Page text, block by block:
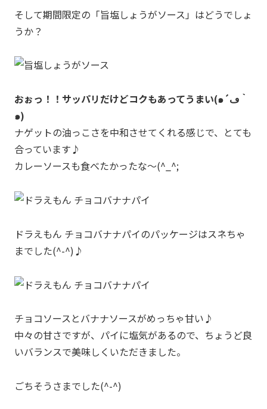
そして期間限定の「旨塩しょうがソース」はどうでしょ
うか？
おぉっ！！サッパリだけどコクもあってうまい(๑´ڡ｀
๑)
ナゲットの油っこさを中和させてくれる感じで、とても
合っています♪
カレーソースも食べたかったな～(^_^;
ドラえもん チョコバナナパイのパッケージはスネちゃ
までした(^-^)♪
チョコソースとバナナソースがめっちゃ甘い♪
中々の甘さですが、パイに塩気があるので、ちょうど良
いバランスで美味しくいただきました。
ごちそうさまでした(^-^)